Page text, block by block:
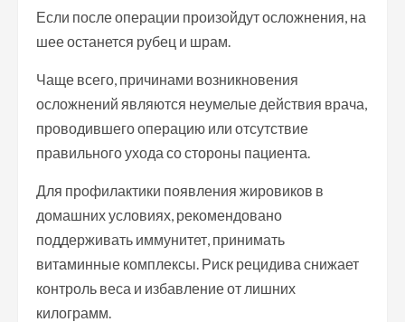
Если после операции произойдут осложнения, на
шее останется рубец и шрам.
Чаще всего, причинами возникновения
осложнений являются неумелые действия врача,
проводившего операцию или отсутствие
правильного ухода со стороны пациента.
Для профилактики появления жировиков в
домашних условиях, рекомендовано
поддерживать иммунитет, принимать
витаминные комплексы. Риск рецидива снижает
контроль веса и избавление от лишних
килограмм.